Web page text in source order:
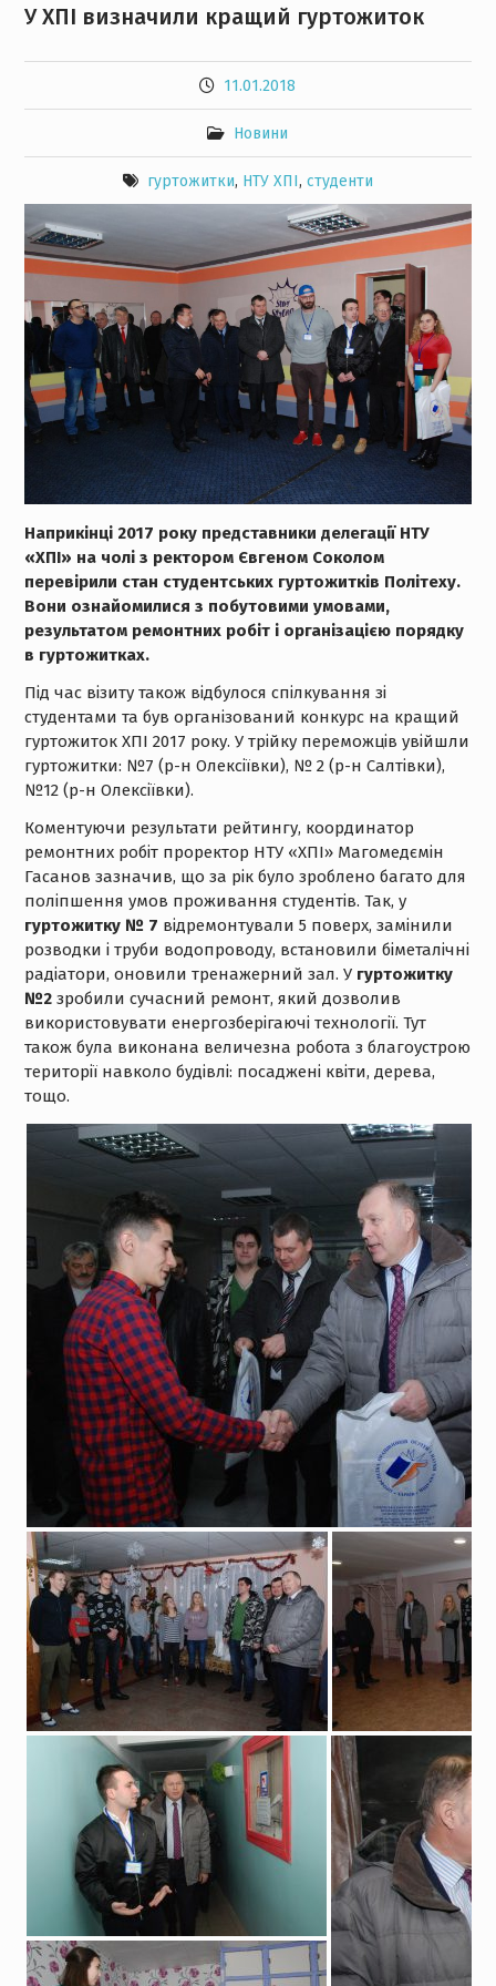
У ХПІ визначили кращий гуртожиток
11.01.2018
Новини
гуртожитки, НТУ ХПІ, студенти
Наприкінці 2017 року представники делегації НТУ
«ХПІ» на чолі з ректором Євгеном Соколом
перевірили стан студентських гуртожитків Політеху.
Вони ознайомилися з побутовими умовами,
результатом ремонтних робіт і організацією порядку
в гуртожитках.
Під час візиту також відбулося спілкування зі
студентами та був організований конкурс на кращий
гуртожиток ХПІ 2017 року. У трійку переможців увійшли
гуртожитки: №7 (р-н Олексіївки), № 2 (р-н Салтівки),
№12 (р-н Олексіївки).
Коментуючи результати рейтингу, координатор
ремонтних робіт проректор НТУ «ХПІ» Магомедємін
Гасанов зазначив, що за рік було зроблено багато для
поліпшення умов проживання студентів. Так, у
гуртожитку № 7 відремонтували 5 поверх, замінили
розводки і труби водопроводу, встановили біметалічні
радіатори, оновили тренажерний зал. У гуртожитку
№2зробили сучасний ремонт, який дозволив
використовувати енергозберігаючі технології. Тут
також була виконана величезна робота з благоустрою
території навколо будівлі: посаджені квіти, дерева,
тощо.